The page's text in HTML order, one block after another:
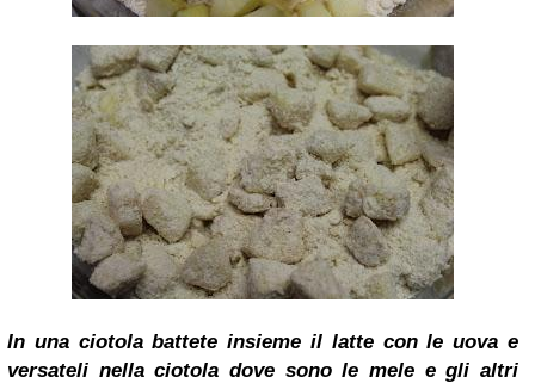
In una ciotola battete insieme il latte con le uova e
versateli nella ciotola dove sono le mele e gli altri